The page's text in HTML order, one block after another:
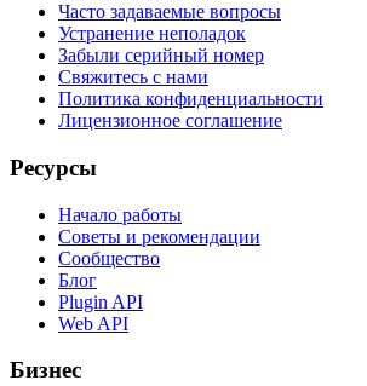
Часто задаваемые вопросы
Устранение неполадок
Забыли серийный номер
Свяжитесь с нами
Политика конфиденциальности
Лицензионное соглашение
Ресурсы
Начало работы
Советы и рекомендации
Сообщество
Блог
Plugin API
Web API
Бизнес